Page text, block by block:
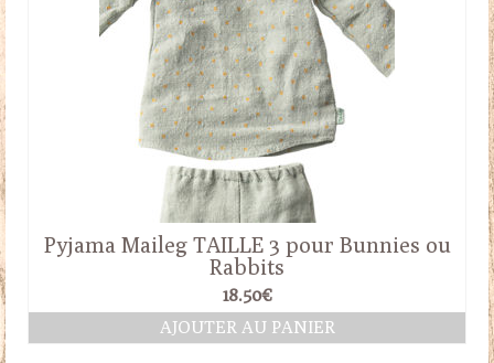
Pyjama Maileg TAILLE 3 pour Bunnies ou
Rabbits
18.50€
AJOUTER AU PANIER